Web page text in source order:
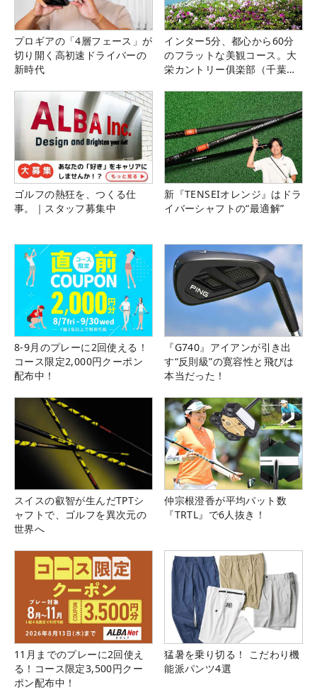
プロギアの「4層フェース」が
切り開く高初速ドライバーの
新時代
インター5分、都心から60分
のフラットな美観コース。大
栄カントリー俱楽部（千葉
ゴルフの熱狂を、つくる仕
事。｜スタッフ募集中
新『TENSEIオレンジ』はドラ
イバーシャフトの“最適解”
8-9月のプレーに2回使える！
コース限定2,000円クーポン
配布中！
『G740』アイアンが引き出
す“反則級”の寛容性と飛びは
本当だった！
スイスの叡智が生んだTPTシ
ャフトで、ゴルフを異次元の
世界へ
仲宗根澄香が平均パット数
『TRTL』で6人抜き！
11月までのプレーに2回使え
る！コース限定3,500円クー
ポン配布中！
猛暑を乗り切る！ こだわり機
能派パンツ4選